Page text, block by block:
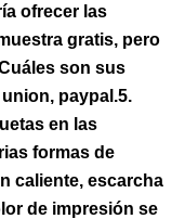
ofrecer las
gratis, pero
son sus
paypal.5.
en las
formas de
caliente, escarcha
de impresión se